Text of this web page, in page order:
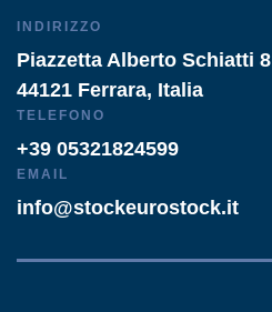
INDIRIZZO
Piazzetta Alberto Schiatti 8
44121 Ferrara, Italia
TELEFONO
+39 05321824599
EMAIL
info@stockeurostock.it